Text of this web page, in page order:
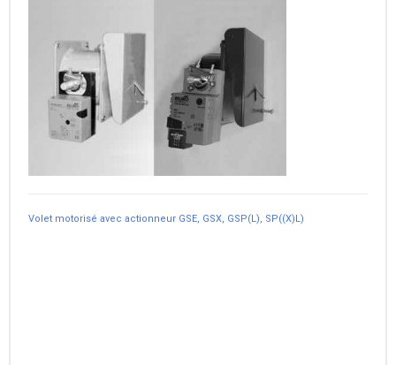
Volet motorisé avec actionneur GSE, GSX, GSP(L), SP((X)L)